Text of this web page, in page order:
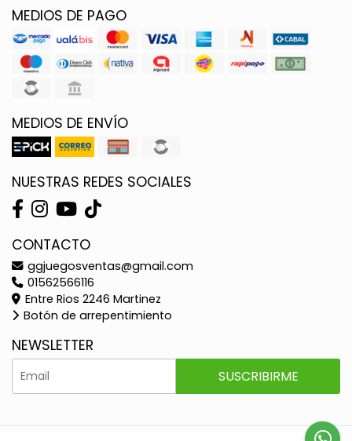
MEDIOS DE PAGO
MEDIOS DE ENVÍO
NUESTRAS REDES SOCIALES
CONTACTO
ggjuegosventas@gmail.com
01562566116
Entre Rios 2246 Martinez
Botón de arrepentimiento
NEWSLETTER
SUSCRIBIRME